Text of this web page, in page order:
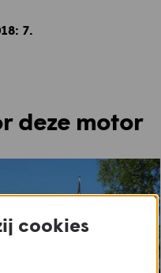
7.
deze motor
cookies